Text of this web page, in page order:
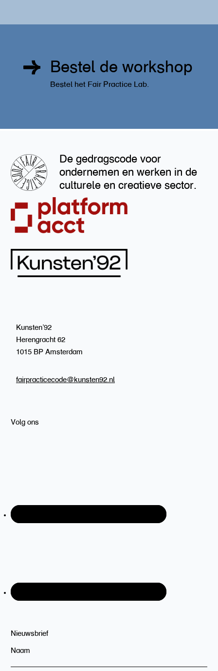
Bestel de workshop
Bestel het Fair Practice Lab.
De gedragscode voor
ondernemen en werken in de
culturele en creatieve sector.
Kunsten’92
Herengracht 62
1015 BP Amsterdam
fairpracticecode@kunsten92.nl
Volg ons
Nieuwsbrief
Naam